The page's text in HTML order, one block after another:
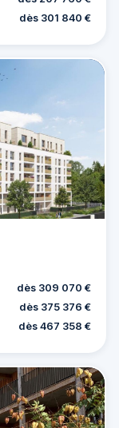
dès 301 840 €
dès 309 070 €
dès 375 376 €
dès 467 358 €